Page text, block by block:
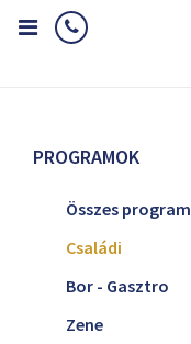
PROGRAMOK
Összes program
Családi
Bor - Gasztro
Zene